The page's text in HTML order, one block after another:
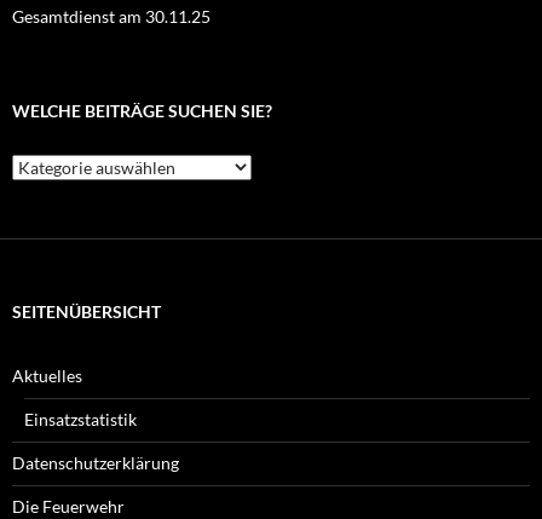
Gesamtdienst am 30.11.25
WELCHE BEITRÄGE SUCHEN SIE?
Welche
Beiträge
SEITENÜBERSICHT
Aktuelles
Einsatzstatistik
Datenschutzerklärung
Die Feuerwehr